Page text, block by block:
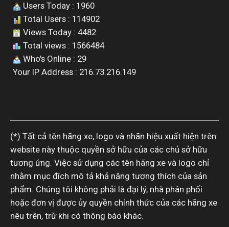
Users Today : 1960
Total Users : 114902
Views Today : 4482
Total views : 1566484
Who's Online : 29
Your IP Address : 216.73.216.149
(*) Tất cả tên hãng xe, logo và nhãn hiệu xuất hiện trên
website này thuộc quyền sở hữu của các chủ sở hữu
tương ứng. Việc sử dụng các tên hãng xe và logo chỉ
nhằm mục đích mô tả khả năng tương thích của sản
phẩm. Chúng tôi không phải là đại lý, nhà phân phối
hoặc đơn vị được ủy quyền chính thức của các hãng xe
nêu trên, trừ khi có thông báo khác.